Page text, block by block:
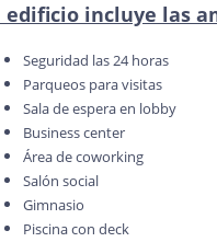
edificio incluye las
Seguridad las 24 horas
Parqueos para visitas
Sala de espera en lobby
Business center
Área de coworking
Salón social
Gimnasio
Piscina con deck